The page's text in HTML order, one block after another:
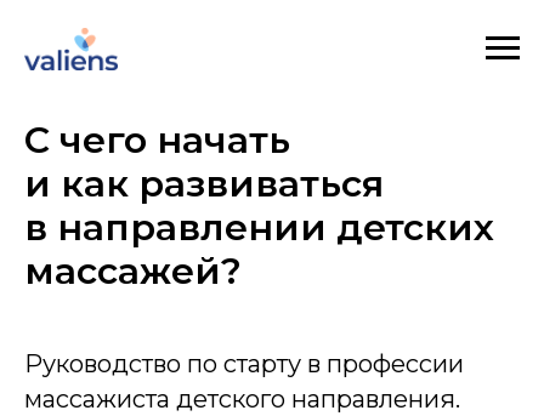
С чего начать
и как развиваться
в направлении детских
массажей?
Руководство по старту в профессии
массажиста детского направления.